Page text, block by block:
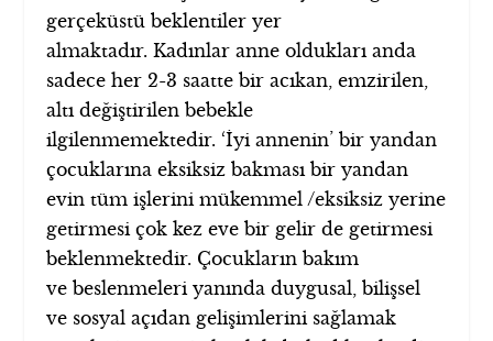
gerçeküstü beklentiler yer
almaktadır. Kadınlar anne oldukları anda
sadece her 2-3 saatte bir acıkan, emzirilen,
altı değiştirilen bebekle
ilgilenmemektedir. ‘İyi annenin’ bir yandan
çocuklarına eksiksiz bakması bir yandan
evin tüm işlerini mükemmel /eksiksiz yerine
getirmesi çok kez eve bir gelir de getirmesi
beklenmektedir. Çocukların bakım
ve beslenmeleri yanında duygusal, bilişsel
ve sosyal açıdan gelişimlerini sağlamak